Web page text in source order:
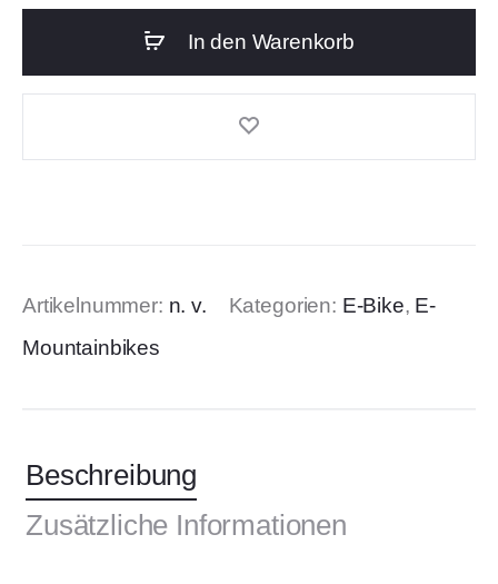
In den Warenkorb
Artikelnummer: n. v. Kategorien: E-Bike, E-
Mountainbikes
Beschreibung
Zusätzliche Informationen